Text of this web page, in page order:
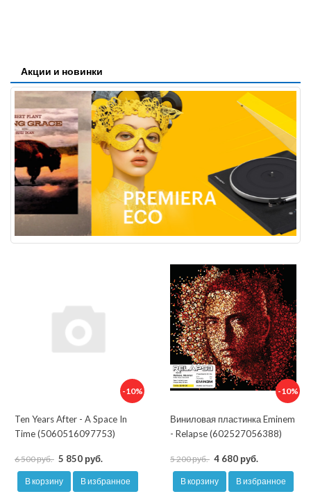
Акции и новинки
-10%
Ten Years After - A Space In
Time (5060516097753)
6 500 руб. 5 850 руб.
В корзину В избранное
-10%
Виниловая пластинка Eminem
- Relapse (602527056388)
5 200 руб. 4 680 руб.
В корзину В избранное